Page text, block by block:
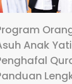
Anak